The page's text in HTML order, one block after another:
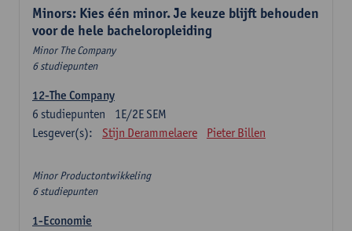
Minors: Kies één minor. Je keuze blijft behouden
voor de hele bacheloropleiding
Minor The Company
6 studiepunten
12-The Company
1E/2E SEM
6 studiepunten
Lesgever(s):
Stijn Derammelaere Pieter Billen
Minor Productontwikkeling
6 studiepunten
1-Economie